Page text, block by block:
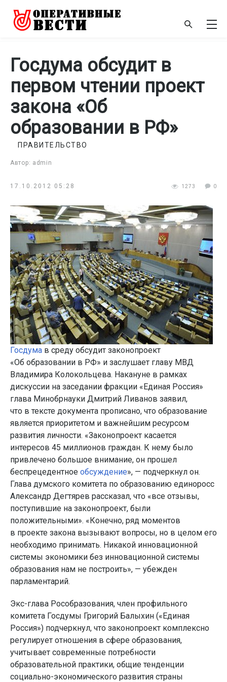
Госдума обсудит в
первом чтении проект
закона «Об
образовании в РФ»
Автор: admin
ПРАВИТЕЛЬСТВО
17.10.2012 05:28 1273 0
Госдума в среду обсудит законопроект
«Об образовании в РФ» и заслушает главу МВД
Владимира Колокольцева. Накануне в рамках
дискуссии на заседании фракции «Единая Россия»
глава Минобрнауки Дмитрий Ливанов заявил,
что в тексте документа прописано, что образование
является приоритетом и важнейшим ресурсом
развития личности. «Законопроект касается
интересов 45 миллионов граждан. К нему было
привлечено большое внимание, он прошел
беспрецедентное обсуждение», — подчеркнул он.
Глава думского комитета по образованию единоросс
Александр Дегтярев рассказал, что «все отзывы,
поступившие на законопроект, были
положительными». «Конечно, ряд моментов
в проекте закона вызывают вопросы, но в целом его
необходимо принимать. Никакой инновационной
системы экономики без инновационной системы
образования нам не построить», — убежден
парламентарий.
Экс-глава Рособразования, член профильного
комитета Госдумы Григорий Балыхин («Единая
Россия») подчеркнул, что законопроект комплексно
регулирует отношения в сфере образования,
учитывает современные потребности
образовательной практики, общие тенденции
социально-экономического развития страны